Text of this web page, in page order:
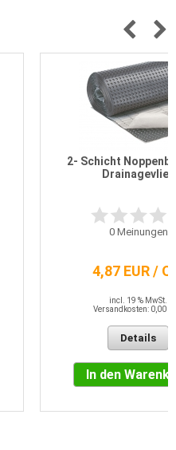
2- Schicht
Drainagevlies
0Meinungen
4,87 EUR /
incl. 19 % MwSt.
Versandkosten: 0,00
Details
In den